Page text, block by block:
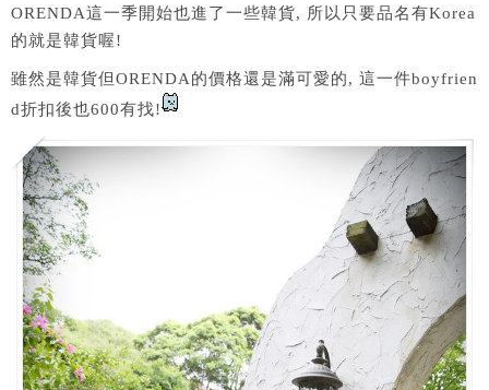
ORENDA這一季開始也進了一些韓貨, 所以只要品名有Korea
的就是韓貨喔!
雖然是韓貨但ORENDA的價格還是滿可愛的, 這一件boyfrien
d折扣後也600有找!